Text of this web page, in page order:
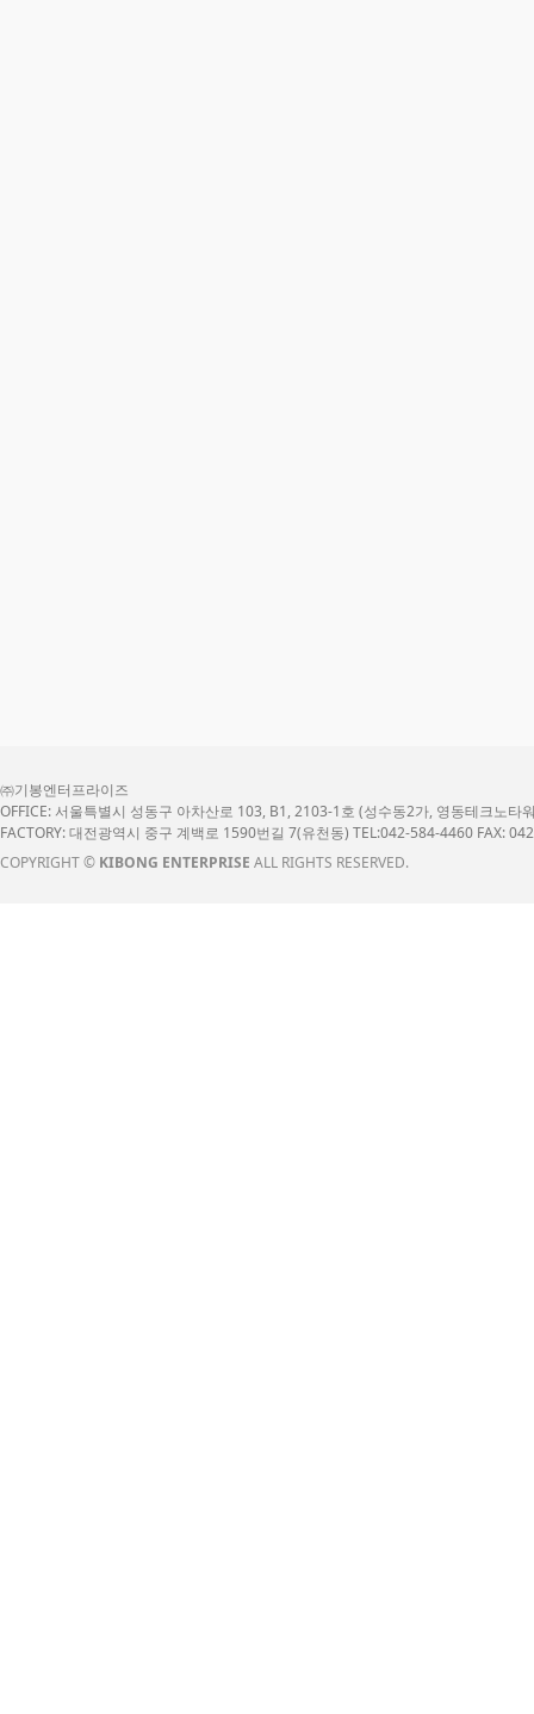
㈜기봉엔터프라이즈
OFFICE: 서울특별시 성동구 아차산로 103, B1, 2103-1호 (성수동2가, 영동테크노
FACTORY: 대전광역시 중구 계백로 1590번길 7(유천동) TEL:042-584-4460 FAX:
COPYRIGHT © KIBONG ENTERPRISE ALL RIGHTS RESERVED.